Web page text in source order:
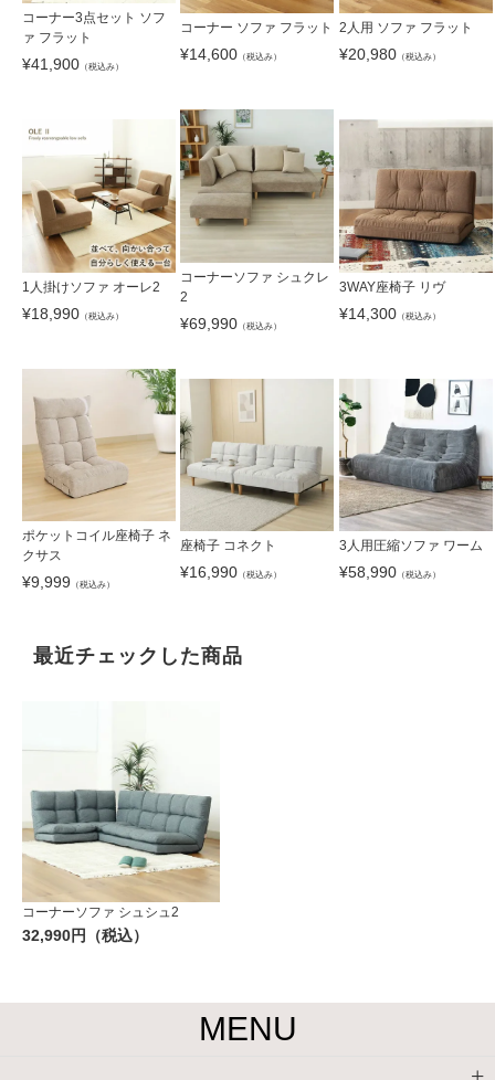
コーナー3点セット ソフ
ァ フラット
¥41,900 （税込み）
コーナー ソファ フラット
¥14,600 （税込み）
2人用 ソファ フラット
¥20,980（税込み）
1人掛けソファ オーレ2
¥18,990 （税込み）
コーナーソファ シュクレ
2
¥69,990 （税込み）
3WAY座椅子 リヴ
¥14,300（税込み）
ポケットコイル座椅子 ネ
クサス
¥9,999 （税込み）
座椅子 コネクト
¥16,990 （税込み）
3人用圧縮ソファ ワーム
¥58,990（税込み）
最近チェックした商品
コーナーソファ シュシュ2
32,990円（税込）
MENU